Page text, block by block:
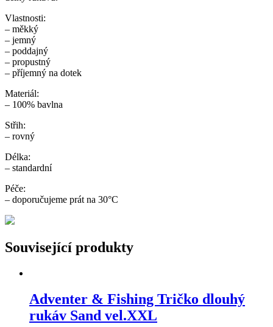
Vlastnosti:
– měkký
– jemný
– poddajný
– propustný
– příjemný na dotek
Materiál:
– 100% bavlna
Střih:
– rovný
Délka:
– standardní
Péče:
– doporučujeme prát na 30°C
Související produkty
Adventer & Fishing Tričko dlouhý
rukáv Sand vel.XXL